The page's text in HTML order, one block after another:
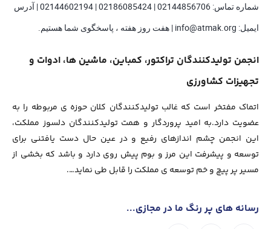
شماره تماس: 02144856706 | 02186085424 | 02144602194 | آدرس
ایمیل: info@atmak.org | هفت روز هفته ، پاسخگوی شما هستیم.
انجمن تولیدکنندگان تراکتور، کمباین، ماشین ها، ادوات و
تجهیزات کشاورزی
اتماک مفتخر است که غالب تولیدکنندگان کلان حوزه ی مربوطه را به
عضویت دارد.به امید پروردگار و همت تولیدکنندگان دلسوز مملکت،
این انجمن چشم اندازهای رفیع و در عین حال دست یافتنی برای
توسعه و پیشرفت این مرز و بوم پیش روی دارد و باشد که بخشی از
مسیر پر پیچ و خم توسعه ی مملکت را قابل طی نماید….
رسانه های پر رنگ ما در مجازی...